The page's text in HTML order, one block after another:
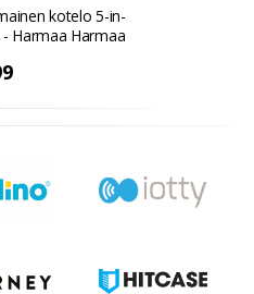
kotelo 5-in-
Harmaa Harmaa